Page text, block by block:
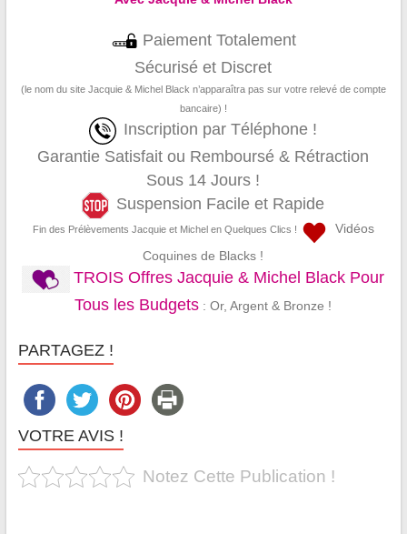
Paiement Totalement
Sécurisé et Discret
(le nom du site Jacquie & Michel Black n’apparaîtra pas sur votre relevé de compte
bancaire) !
Inscription par Téléphone !
Garantie Satisfait ou Remboursé & Rétraction
Sous 14 Jours !
Suspension Facile et Rapide
Fin des Prélèvements Jacquie et Michel en Quelques Clics !
Vidéos
Coquines de Blacks !
TROIS Offres Jacquie & Michel Black Pour
Tous les Budgets : Or, Argent & Bronze !
PARTAGEZ !
VOTRE AVIS !
Notez Cette Publication !